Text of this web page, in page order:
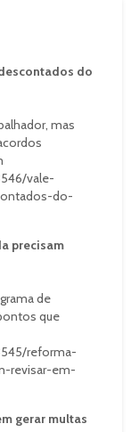
do
mas
vale-
do-
precisam
de
que
reforma-
revisar-em-
gerar multas